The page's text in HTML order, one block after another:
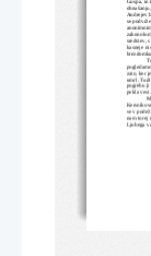
Andrejev
se
sredstev,
kasneje
zato, ker
umrl. Tudi
pogrebu ji
pekla
se v
nam torej
Ljubega